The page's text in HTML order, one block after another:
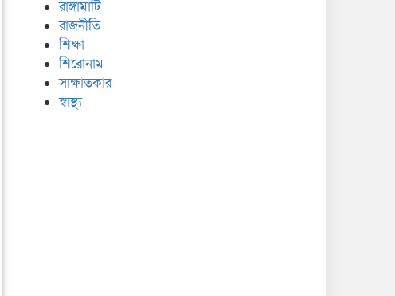
রাঙ্গামাটি
রাজনীতি
শিক্ষা
শিরোনাম
সাক্ষাতকার
স্বাস্থ্য